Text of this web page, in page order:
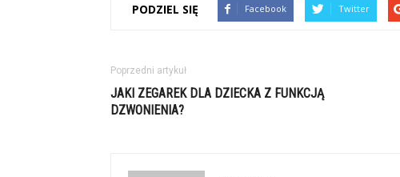
PODZIEL SIĘ Facebook Twitter
Poprzedni artykuł
JAKI ZEGAREK DLA DZIECKA Z FUNKCJĄ
DZWONIENIA?